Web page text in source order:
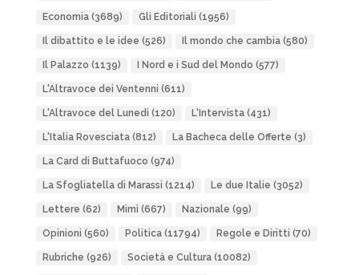
Economia(3689) Gli Editoriali (1956)
Il dibattito e le idee (526) Il mondo che cambia(580)
Il Palazzo (1139) I Nord e i Sud del Mondo (577)
L'Altravoce dei Ventenni (611)
L'Altravoce del Lunedì (120) L'Intervista(431)
L'Italia Rovesciata(812) La Bacheca delle Offerte (3)
La Card di Buttafuoco (974)
La Sfogliatella di Marassi (1214) Le due Italie (3052)
Lettere (62) Mimì (667) Nazionale (99)
Opinioni (560) Politica(11794) Regole e Diritti (70)
Rubriche (926) Società e Cultura(10082)